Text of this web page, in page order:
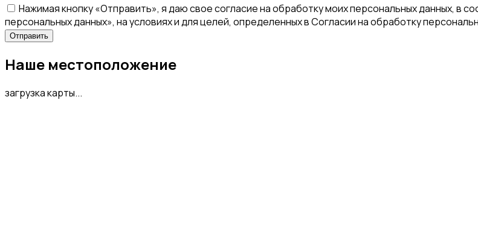
Нажимая кнопку «Отправить», я даю свое согласие на обработку моих персональных данных, в
персональных данных», на условиях и для целей, определенных в Согласии на обработку
Наше местоположение
загрузка карты...